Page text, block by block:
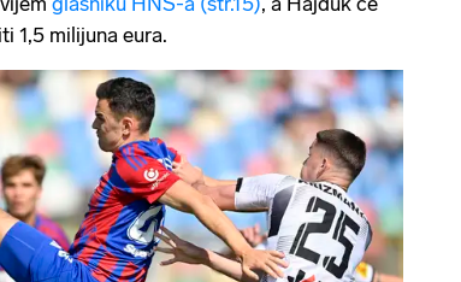
1,5 milijuna eura.